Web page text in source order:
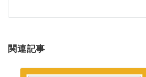
シ
ン
関連記事